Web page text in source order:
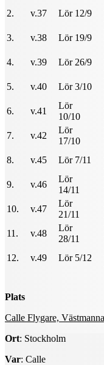
2.
v.37 Lör 12/9
3.
v.38 Lör 19/9
4.
v.39 Lör 26/9
5.
v.40 Lör 3/10
6.
v.41
Lör
10/10
7.
v.42
Lör
17/10
8.
v.45 Lör 7/11
9.
v.46
Lör
14/11
10.
v.47
Lör
21/11
11.
v.48
Lör
28/11
12.
v.49 Lör 5/12
Plats
Calle Flygare,
Ort: Stockholm
Var: Calle